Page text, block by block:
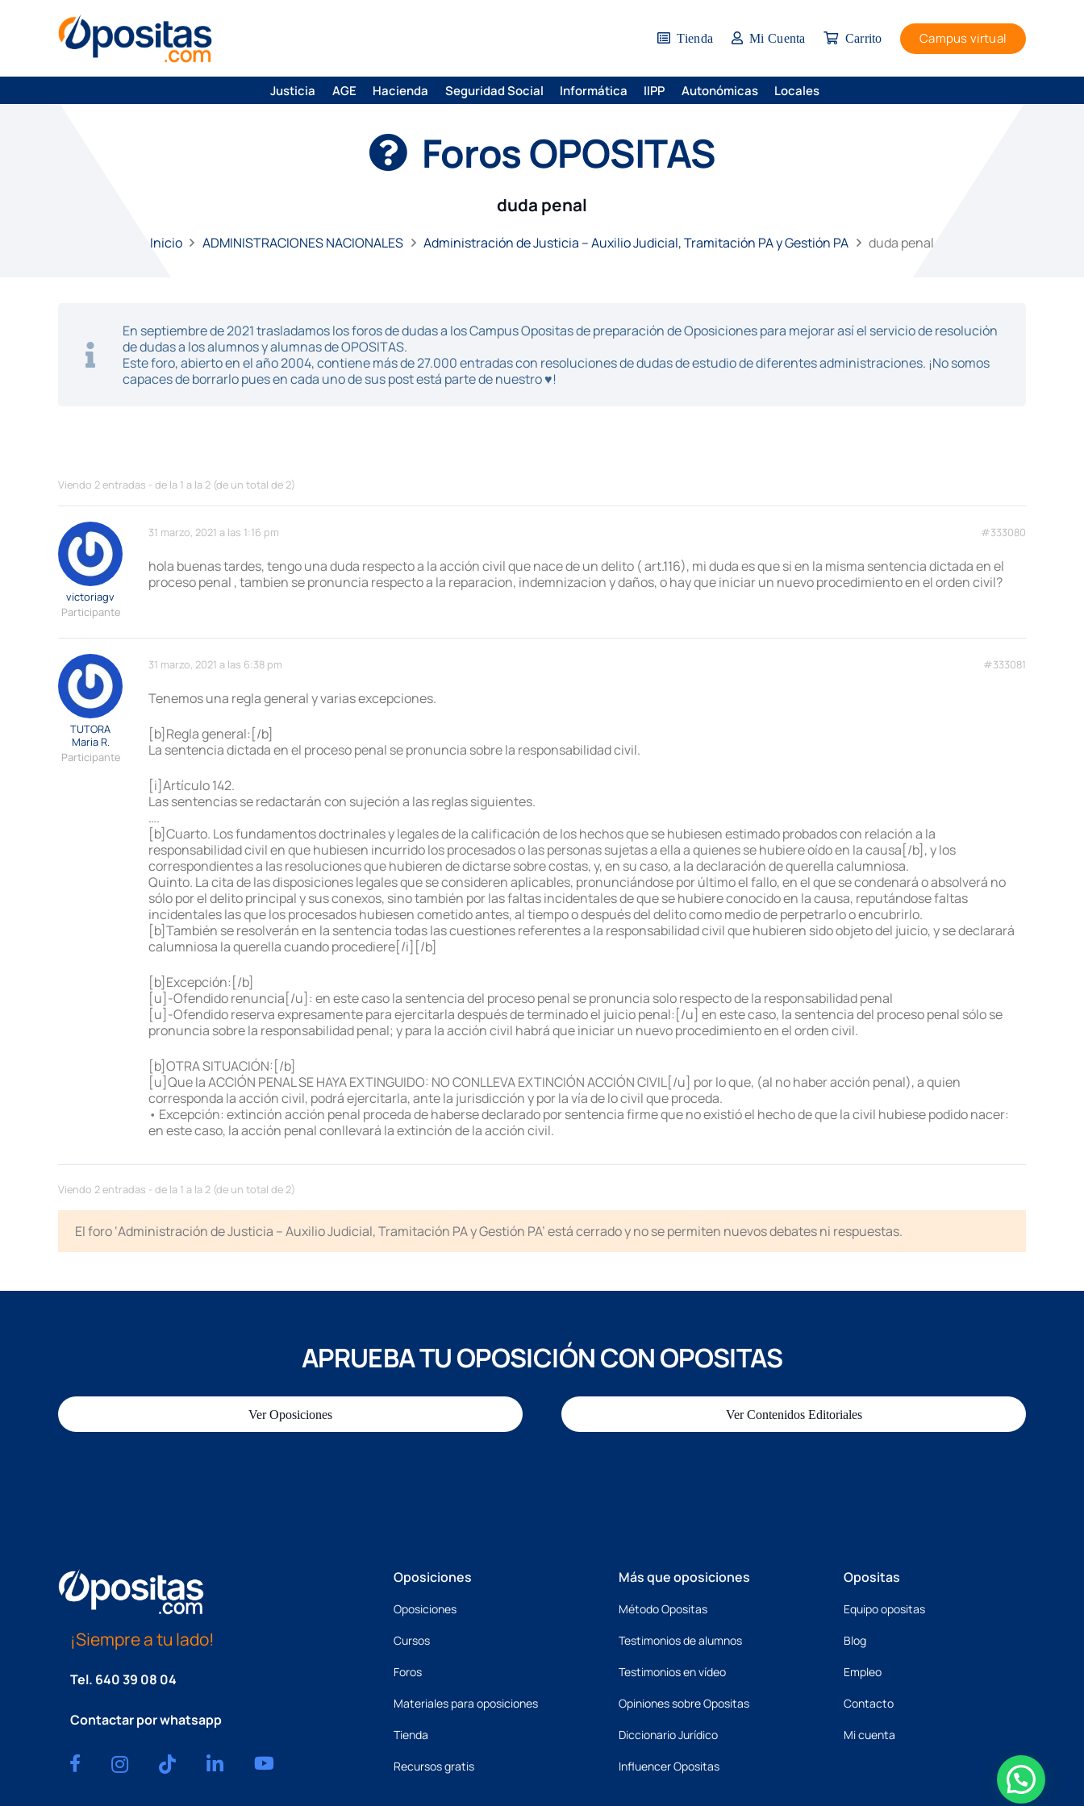
Tienda Mi Cuenta Carrito Campus virtual
Justicia AGE Hacienda Seguridad Social Informática IIPP Autonómicas Locales
Foros OPOSITAS
duda penal
Inicio ADMINISTRACIONES NACIONALES Administración de Justicia – Auxilio Judicial, Tramitación PA y Gestión PA duda penal
En septiembre de 2021 trasladamos los foros de dudas a los Campus Opositas de preparación de Oposiciones para mejorar así el servicio de resolución
de dudas a los alumnos y alumnas de OPOSITAS.
Este foro, abierto en el año 2004, contiene más de 27.000 entradas con resoluciones de dudas de estudio de diferentes administraciones. ¡No somos
capaces de borrarlo pues en cada uno de sus post está parte de nuestro ♥!
Viendo 2 entradas - de la 1 a la 2 (de un total de 2)
31 marzo, 2021 a las 1:16 pm #333080
victoriagv
Participante
hola buenas tardes, tengo una duda respecto a la acción civil que nace de un delito ( art.116), mi duda es que si en la misma sentencia dictada en el
proceso penal , tambien se pronuncia respecto a la reparacion, indemnizacion y daños, o hay que iniciar un nuevo procedimiento en el orden civil?
31 marzo, 2021 a las 6:38 pm #333081
TUTORA
Maria R.
Participante
Tenemos una regla general y varias excepciones.
[b]Regla general:[/b]
La sentencia dictada en el proceso penal se pronuncia sobre la responsabilidad civil.
[i]Artículo 142.
Las sentencias se redactarán con sujeción a las reglas siguientes.
….
[b]Cuarto. Los fundamentos doctrinales y legales de la calificación de los hechos que se hubiesen estimado probados con relación a la
responsabilidad civil en que hubiesen incurrido los procesados o las personas sujetas a ella a quienes se hubiere oído en la causa[/b], y los
correspondientes a las resoluciones que hubieren de dictarse sobre costas, y, en su caso, a la declaración de querella calumniosa.
Quinto. La cita de las disposiciones legales que se consideren aplicables, pronunciándose por último el fallo, en el que se condenará o absolverá no
sólo por el delito principal y sus conexos, sino también por las faltas incidentales de que se hubiere conocido en la causa, reputándose faltas
incidentales las que los procesados hubiesen cometido antes, al tiempo o después del delito como medio de perpetrarlo o encubrirlo.
[b]También se resolverán en la sentencia todas las cuestiones referentes a la responsabilidad civil que hubieren sido objeto del juicio, y se declarará
calumniosa la querella cuando procediere[/i][/b]
[b]Excepción:[/b]
[u]-Ofendido renuncia[/u]: en este caso la sentencia del proceso penal se pronuncia solo respecto de la responsabilidad penal
[u]-Ofendido reserva expresamente para ejercitarla después de terminado el juicio penal:[/u] en este caso, la sentencia del proceso penal sólo se
pronuncia sobre la responsabilidad penal; y para la acción civil habrá que iniciar un nuevo procedimiento en el orden civil.
[b]OTRA SITUACIÓN:[/b]
[u]Que la ACCIÓN PENAL SE HAYA EXTINGUIDO: NO CONLLEVA EXTINCIÓN ACCIÓN CIVIL[/u] por lo que, (al no haber acción penal), a quien
corresponda la acción civil, podrá ejercitarla, ante la jurisdicción y por la vía de lo civil que proceda.
• Excepción: extinción acción penal proceda de haberse declarado por sentencia firme que no existió el hecho de que la civil hubiese podido nacer:
en este caso, la acción penal conllevará la extinción de la acción civil.
Viendo 2 entradas - de la 1 a la 2 (de un total de 2)
El foro ‘Administración de Justicia – Auxilio Judicial, Tramitación PA y Gestión PA’ está cerrado y no se permiten nuevos debates ni respuestas.
APRUEBA TU OPOSICIÓN CON OPOSITAS
Ver Oposiciones Ver Contenidos Editoriales
¡Siempre a tu lado!
Tel. 640 39 08 04
Contactar por whatsapp
Oposiciones
Oposiciones
Cursos
Foros
Materiales para oposiciones
Tienda
Recursos gratis
Más que oposiciones
Método Opositas
Testimonios de alumnos
Testimonios en vídeo
Opiniones sobre Opositas
Diccionario Jurídico
Influencer Opositas
Opositas
Equipo opositas
Blog
Empleo
Contacto
Mi cuenta